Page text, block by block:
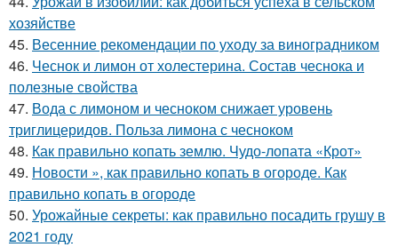
хозяйстве
45. Весенние рекомендации по уходу за виноградником
46. Чеснок и лимон от холестерина. Состав чеснока и
полезные свойства
47. Вода с лимоном и чесноком снижает уровень
триглицеридов. Польза лимона с чесноком
48. Как правильно копать землю. Чудо-лопата «Крот»
49. Новости », как правильно копать в огороде. Как
правильно копать в огороде
50. Урожайные секреты: как правильно посадить грушу в
2021 году